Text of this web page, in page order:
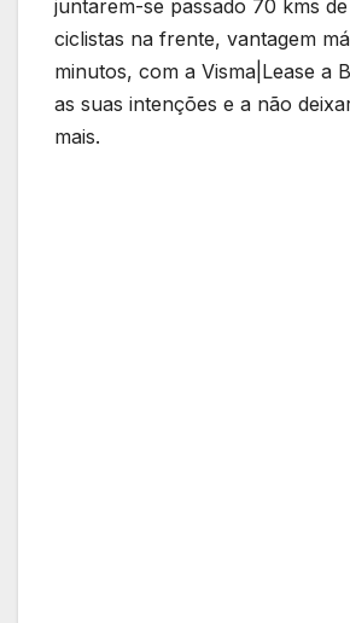
juntarem-se passado 70 kms
ciclistas na frente, vantagem
minutos, com a Visma|Lease a
as suas intenções e a não
mais.